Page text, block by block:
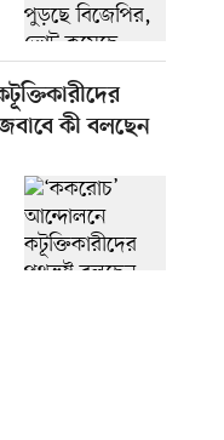
কী বলছেন